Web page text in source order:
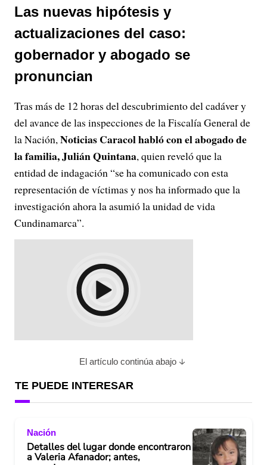
Las nuevas hipótesis y
actualizaciones del caso:
gobernador y abogado se
pronuncian
Tras más de 12 horas del descubrimiento del cadáver y
del avance de las inspecciones de la Fiscalía General de
la Nación,Noticias Caracol habló con el abogado de
la familia, Julián Quintana, quien reveló que la
entidad de indagación “se ha comunicado con esta
representación de víctimas y nos ha informado que la
investigación ahora la asumió la unidad de vida
Cundinamarca”.
El artículo continúa abajo
TE PUEDE INTERESAR
Nación
Detalles del lugar donde encontraron
a Valeria Afanador; antes,